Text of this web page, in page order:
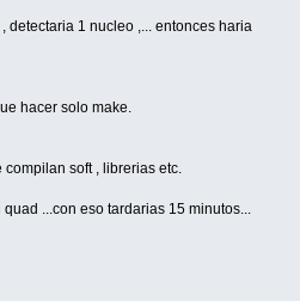
detectaria 1 nucleo ,... entonces haria
hacer solo make.
soft , librerias etc.
...con eso tardarias 15 minutos...